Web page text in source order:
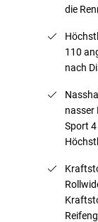
die
110
nach
nasser
Sport 4